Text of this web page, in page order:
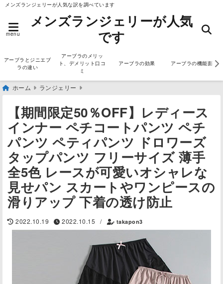
メンズランジェリーが人気な訳を調べています
menu
メンズランジェリーが人気
です
アーブラとジニエブ
ラの違い
アーブラのメリッ
ト、デメリット口コ
ミ
アーブラの効果 アーブラの機能面
ホーム ランジェリー
【期間限定50％OFF】レディース
インナー ペチコートパンツ ペチ
パンツ ペティパンツ ドロワーズ
タップパンツ フリーサイズ 薄手
全5色 レースが可愛いオシャレな
見せパン スカートやワンピースの
滑りアップ 下着の透け防止
2022.10.19 2022.10.15 / takapon3